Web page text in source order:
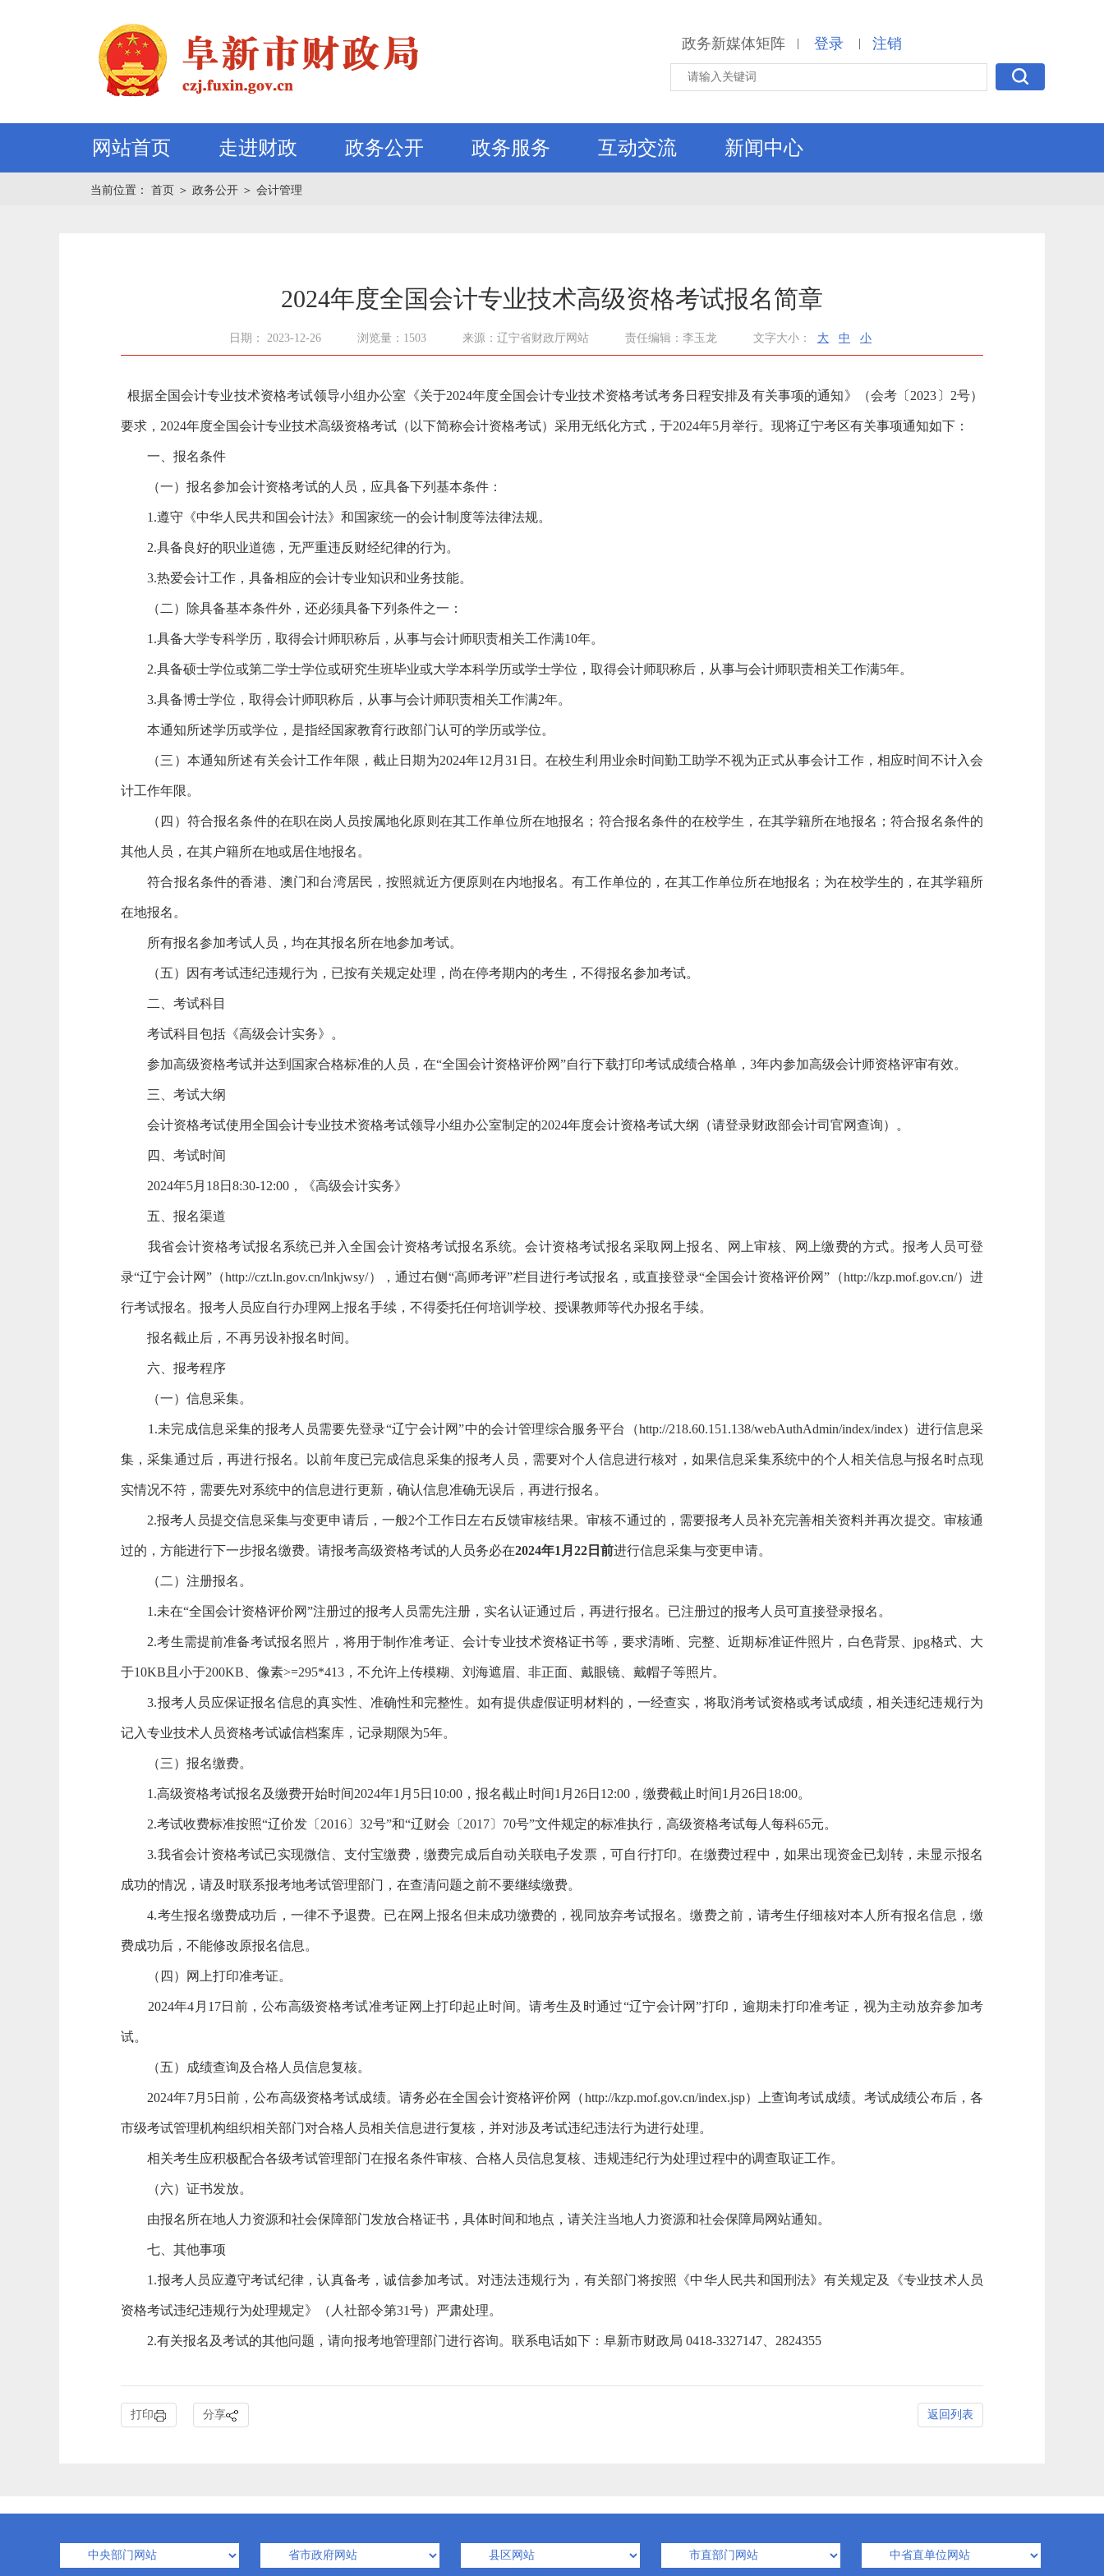
政务新媒体矩阵 | 登录 | 注销
网站首页 走进财政 政务公开 政务服务 互动交流 新闻中心
当前位置： 首页 ＞ 政务公开 ＞ 会计管理
2024年度全国会计专业技术高级资格考试报名简章
日期： 2023-12-26 浏览量：1503 来源：辽宁省财政厅网站 责任编辑：李玉龙 文字大小： 大 中 小
根据全国会计专业技术资格考试领导小组办公室《关于2024年度全国会计专业技术资格考试考务日程安排及有关事项的通知》（会考〔2023〕2号）
要求，2024年度全国会计专业技术高级资格考试（以下简称会计资格考试）采用无纸化方式，于2024年5月举行。现将辽宁考区有关事项通知如下：
一、报名条件
（一）报名参加会计资格考试的人员，应具备下列基本条件：
1.遵守《中华人民共和国会计法》和国家统一的会计制度等法律法规。
2.具备良好的职业道德，无严重违反财经纪律的行为。
3.热爱会计工作，具备相应的会计专业知识和业务技能。
（二）除具备基本条件外，还必须具备下列条件之一：
1.具备大学专科学历，取得会计师职称后，从事与会计师职责相关工作满10年。
2.具备硕士学位或第二学士学位或研究生班毕业或大学本科学历或学士学位，取得会计师职称后，从事与会计师职责相关工作满5年。
3.具备博士学位，取得会计师职称后，从事与会计师职责相关工作满2年。
本通知所述学历或学位，是指经国家教育行政部门认可的学历或学位。
（三）本通知所述有关会计工作年限，截止日期为2024年12月31日。在校生利用业余时间勤工助学不视为正式从事会计工作，相应时间不计入会
计工作年限。
（四）符合报名条件的在职在岗人员按属地化原则在其工作单位所在地报名；符合报名条件的在校学生，在其学籍所在地报名；符合报名条件的
其他人员，在其户籍所在地或居住地报名。
符合报名条件的香港、澳门和台湾居民，按照就近方便原则在内地报名。有工作单位的，在其工作单位所在地报名；为在校学生的，在其学籍所
在地报名。
所有报名参加考试人员，均在其报名所在地参加考试。
（五）因有考试违纪违规行为，已按有关规定处理，尚在停考期内的考生，不得报名参加考试。
二、考试科目
考试科目包括《高级会计实务》。
参加高级资格考试并达到国家合格标准的人员，在“全国会计资格评价网”自行下载打印考试成绩合格单，3年内参加高级会计师资格评审有效。
三、考试大纲
会计资格考试使用全国会计专业技术资格考试领导小组办公室制定的2024年度会计资格考试大纲（请登录财政部会计司官网查询）。
四、考试时间
2024年5月18日8:30-12:00，《高级会计实务》
五、报名渠道
我省会计资格考试报名系统已并入全国会计资格考试报名系统。会计资格考试报名采取网上报名、网上审核、网上缴费的方式。报考人员可登
录“辽宁会计网”（http://czt.ln.gov.cn/lnkjwsy/），通过右侧“高师考评”栏目进行考试报名，或直接登录“全国会计资格评价网”（http://kzp.mof.gov.cn/）进
行考试报名。报考人员应自行办理网上报名手续，不得委托任何培训学校、授课教师等代办报名手续。
报名截止后，不再另设补报名时间。
六、报考程序
（一）信息采集。
1.未完成信息采集的报考人员需要先登录“辽宁会计网”中的会计管理综合服务平台（http://218.60.151.138/webAuthAdmin/index/index）进行信息采
集，采集通过后，再进行报名。以前年度已完成信息采集的报考人员，需要对个人信息进行核对，如果信息采集系统中的个人相关信息与报名时点现
实情况不符，需要先对系统中的信息进行更新，确认信息准确无误后，再进行报名。
2.报考人员提交信息采集与变更申请后，一般2个工作日左右反馈审核结果。审核不通过的，需要报考人员补充完善相关资料并再次提交。审核通
过的，方能进行下一步报名缴费。请报考高级资格考试的人员务必在2024年1月22日前进行信息采集与变更申请。
（二）注册报名。
1.未在“全国会计资格评价网”注册过的报考人员需先注册，实名认证通过后，再进行报名。已注册过的报考人员可直接登录报名。
2.考生需提前准备考试报名照片，将用于制作准考证、会计专业技术资格证书等，要求清晰、完整、近期标准证件照片，白色背景、jpg格式、大
于10KB且小于200KB、像素>=295*413，不允许上传模糊、刘海遮眉、非正面、戴眼镜、戴帽子等照片。
3.报考人员应保证报名信息的真实性、准确性和完整性。如有提供虚假证明材料的，一经查实，将取消考试资格或考试成绩，相关违纪违规行为
记入专业技术人员资格考试诚信档案库，记录期限为5年。
（三）报名缴费。
1.高级资格考试报名及缴费开始时间2024年1月5日10:00，报名截止时间1月26日12:00，缴费截止时间1月26日18:00。
2.考试收费标准按照“辽价发〔2016〕32号”和“辽财会〔2017〕70号”文件规定的标准执行，高级资格考试每人每科65元。
3.我省会计资格考试已实现微信、支付宝缴费，缴费完成后自动关联电子发票，可自行打印。在缴费过程中，如果出现资金已划转，未显示报名
成功的情况，请及时联系报考地考试管理部门，在查清问题之前不要继续缴费。
4.考生报名缴费成功后，一律不予退费。已在网上报名但未成功缴费的，视同放弃考试报名。缴费之前，请考生仔细核对本人所有报名信息，缴
费成功后，不能修改原报名信息。
（四）网上打印准考证。
2024年4月17日前，公布高级资格考试准考证网上打印起止时间。请考生及时通过“辽宁会计网”打印，逾期未打印准考证，视为主动放弃参加考
试。
（五）成绩查询及合格人员信息复核。
2024年7月5日前，公布高级资格考试成绩。请务必在全国会计资格评价网（http://kzp.mof.gov.cn/index.jsp）上查询考试成绩。考试成绩公布后，各
市级考试管理机构组织相关部门对合格人员相关信息进行复核，并对涉及考试违纪违法行为进行处理。
相关考生应积极配合各级考试管理部门在报名条件审核、合格人员信息复核、违规违纪行为处理过程中的调查取证工作。
（六）证书发放。
由报名所在地人力资源和社会保障部门发放合格证书，具体时间和地点，请关注当地人力资源和社会保障局网站通知。
七、其他事项
1.报考人员应遵守考试纪律，认真备考，诚信参加考试。对违法违规行为，有关部门将按照《中华人民共和国刑法》有关规定及《专业技术人员
资格考试违纪违规行为处理规定》（人社部令第31号）严肃处理。
2.有关报名及考试的其他问题，请向报考地管理部门进行咨询。联系电话如下：阜新市财政局 0418-3327147、2824355
打印 分享 返回列表